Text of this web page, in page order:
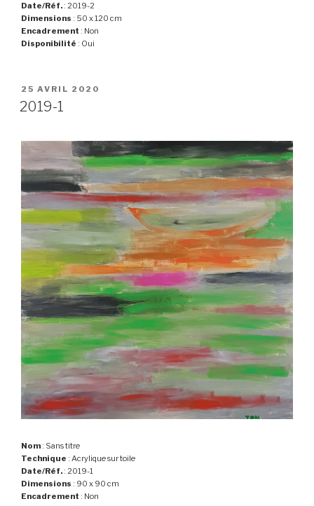
Date/Réf. : 2019-2
Dimensions : 50 x 120 cm
Encadrement : Non
Disponibilité : Oui
PUBLIÉ
LE
25 AVRIL 2020
2019-1
Nom : Sans titre
Technique : Acrylique sur toile
Date/Réf. : 2019-1
Dimensions : 90 x 90 cm
Encadrement : Non